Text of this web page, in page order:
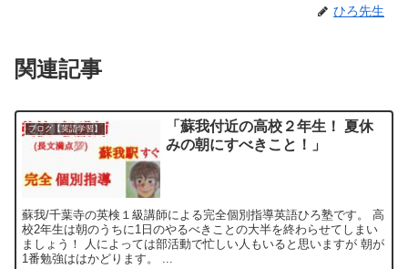
ひろ先生
関連記事
ブログ【英語学習】
「蘇我付近の高校２年生！ 夏休
みの朝にすべきこと！」
蘇我/千葉寺の英検１級講師による完全個別指導英語ひろ塾です。 高
校2年生は朝のうちに1日のやるべきことの大半を終わらせてしまい
ましょう！ 人によっては部活動で忙しい人もいると思いますが 朝が
1番勉強ははかどります。 ...